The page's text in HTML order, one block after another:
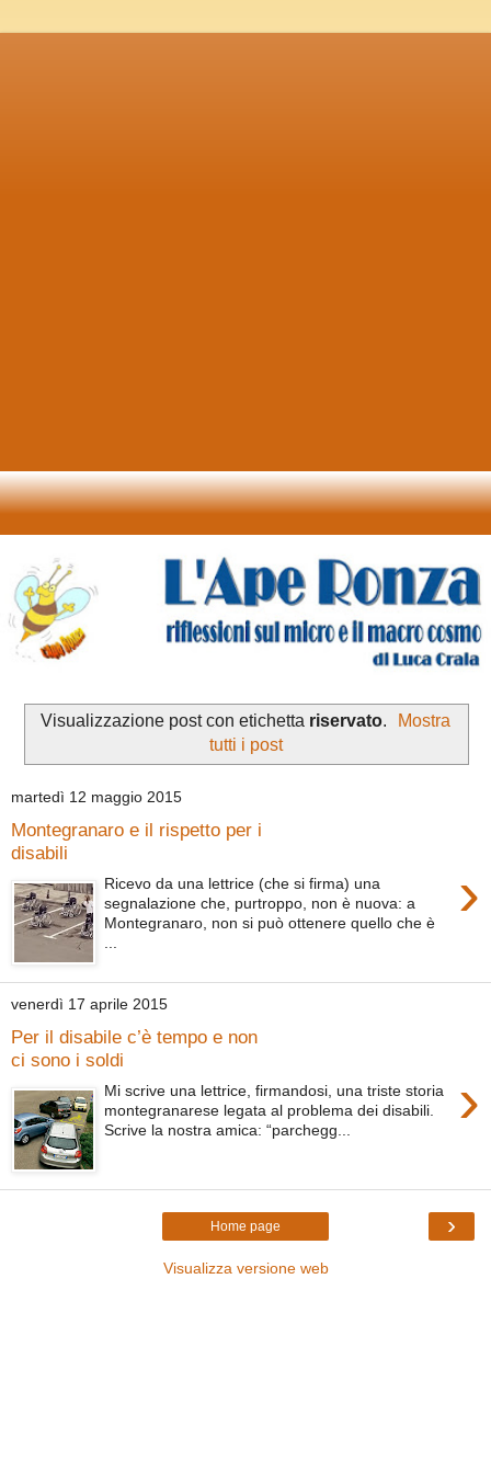
Visualizzazione post con etichetta riservato.
Mostra
tutti i post
martedì 12 maggio 2015
Montegranaro e il rispetto per i
disabili
›
Ricevo da una lettrice (che si firma) una
segnalazione che, purtroppo, non è nuova: a
Montegranaro, non si può ottenere quello che è
venerdì 17 aprile 2015
Per il disabile c’è tempo e non
ci sono i soldi
›
Mi scrive una lettrice, firmandosi, una triste storia
montegranarese legata al problema dei disabili.
Scrive la nostra amica: “parchegg...
›
Home page
Visualizza versione web